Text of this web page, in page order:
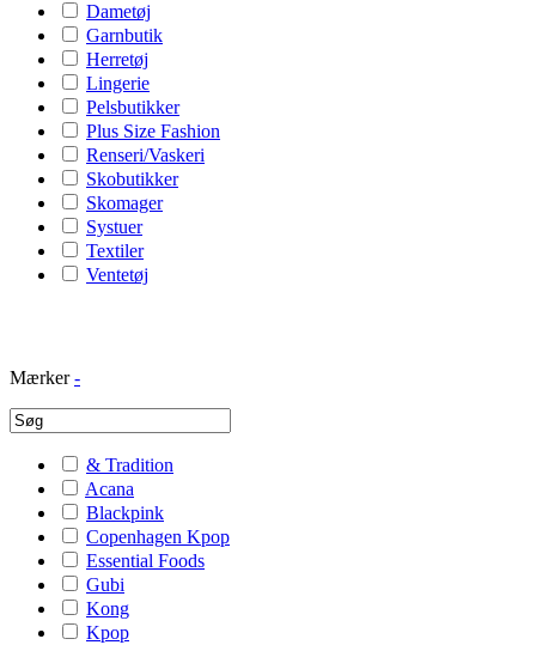
Dametøj
Garnbutik
Herretøj
Lingerie
Pelsbutikker
Plus Size Fashion
Renseri/Vaskeri
Skobutikker
Skomager
Systuer
Textiler
Ventetøj
Mærker -
& Tradition
Acana
Blackpink
Copenhagen Kpop
Essential Foods
Gubi
Kong
Kpop